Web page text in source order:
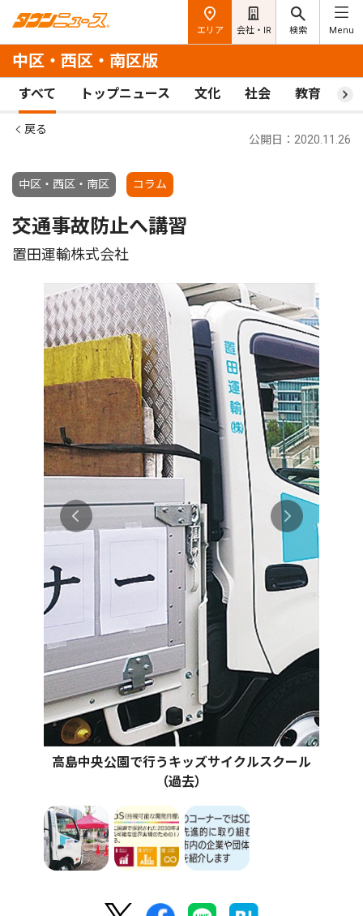
エリア 会社・IR 検索 Menu
中区・西区・南区版
すべて トップニュース 文化 社会 教育 ス
戻る
中区・西区・南区 コラム
公開日：2020.11.26
交通事故防止へ講習
置田運輸株式会社
高島中央公園で行うキッズサイクルスクール
（過去）